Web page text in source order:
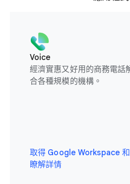
Voice
經濟實惠又好用的商務電話
合各種規模的機構。
取得 Google Workspace
瞭解詳情